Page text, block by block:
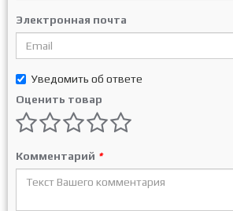
Электронная почта
Уведомить об ответе
Оценить товар
Комментарий *